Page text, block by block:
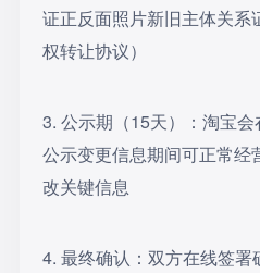
证正反面照片新旧主体关系
权转让协议）
3. 公示期（15天）：淘宝
公示变更信息期间可正常经
改关键信息
4. 最终确认：双方在线签署